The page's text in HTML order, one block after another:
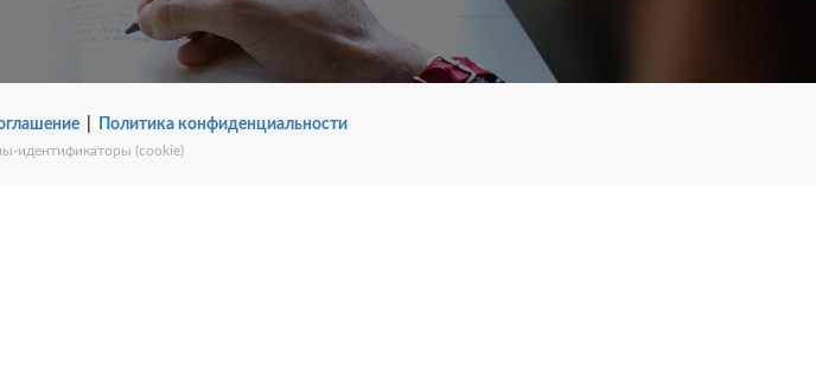
| Политика конфиденциальности
идентификаторы (cookie)